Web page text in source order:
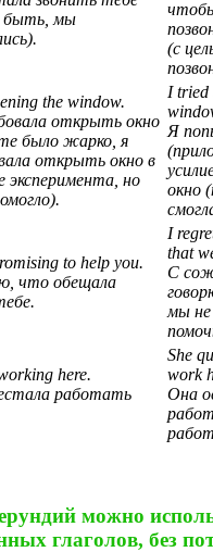
мы
(с
the window.
открыть окно
было жарко, я
открыть окно в
эксперимента, но
Itried
Я
окно
to help you.
что обещала
I
that
С
мы
here.
работать
She
work
Она
можно
глаголов, без